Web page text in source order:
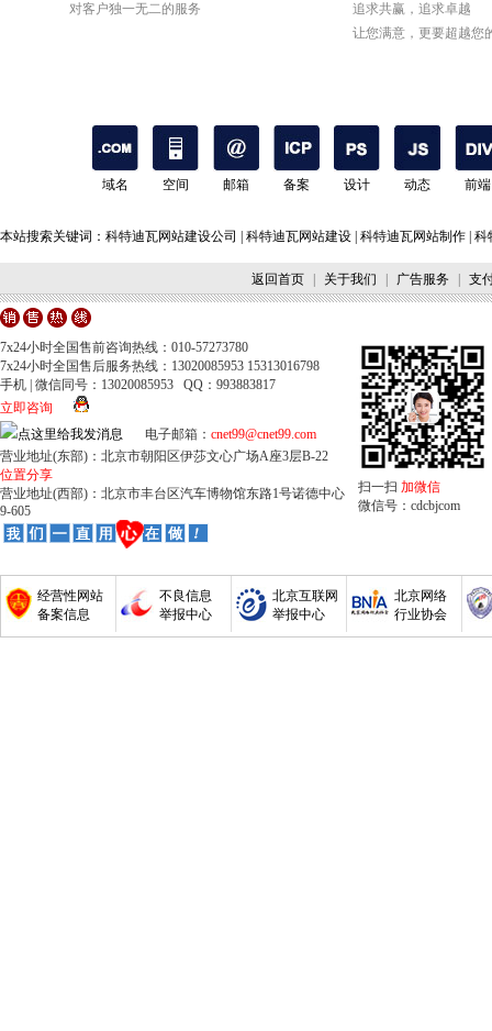
对客户独一无二的服务
追求共赢，追求卓越
让您满意，更要超越您
域名 空间 邮箱 备案 设计 动态 前端
本站搜索关键词： 科特迪瓦网站建设公司 科特迪瓦网站建设 科特迪瓦网站制作 科
返回首页 关于我们 广告服务 支
7x24小时全国售前咨询热线：010-57273780
7x24小时全国售后服务热线：13020085953 15313016798
手机 | 微信同号：13020085953 QQ：993883817
立即咨询
电子邮箱： cnet99@cnet99.com
营业地址(东部)：北京市朝阳区伊莎文心广场A座3层B-22
位置分享
营业地址(西部)：北京市丰台区汽车博物馆东路1号诺德中心
9-605
扫一扫 加微信
微信号：cdcbjcom
经营性网站
备案信息
不良信息
举报中心
北京互联网
举报中心
北京网络
行业协会